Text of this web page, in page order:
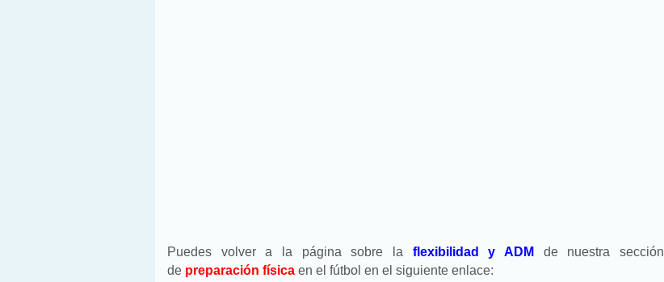
Puedes volver a la página sobre la flexibilidad y ADM de nuestra sección
de preparación física en el fútbol en el siguiente enlace: